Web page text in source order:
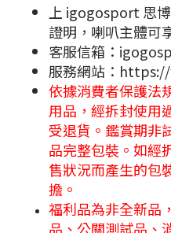
上 igogosport 思
證明，喇叭主體可
客服信箱：
服務網站：
依據消費者保護法
用品，經拆封使用
受退貨。鑑賞期非
品完整包裝。如經
售狀況而產生的包
擔。
福利品為非全新品
品、公關測試品、